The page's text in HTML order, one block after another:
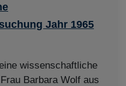
Jahr 1965
wissenschaftliche
Barbara Wolf aus